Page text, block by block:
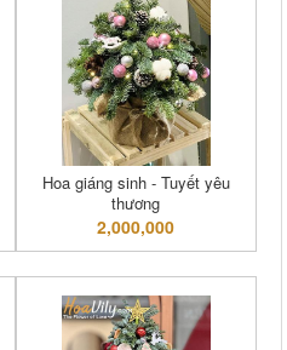
Hoa giáng sinh - Tuyết yêu
thương
2,000,000